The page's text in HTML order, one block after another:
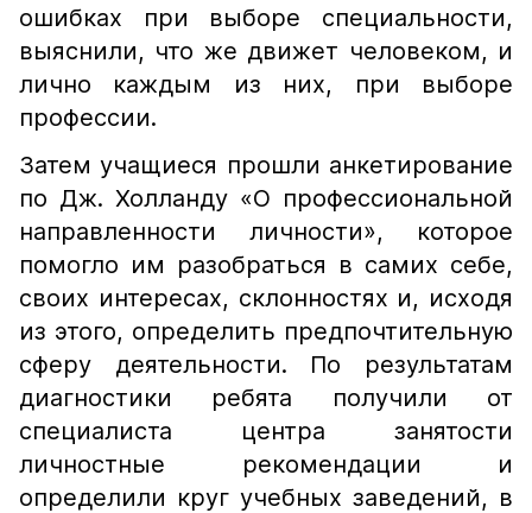
ошибках при выборе специальности,
выяснили, что же движет человеком, и
лично каждым из них, при выборе
профессии.
Затем учащиеся прошли анкетирование
по Дж. Холланду «О профессиональной
направленности личности», которое
помогло им разобраться в самих себе,
своих интересах, склонностях и, исходя
из этого, определить предпочтительную
сферу деятельности. По результатам
диагностики ребята получили от
специалиста центра занятости
личностные рекомендации и
определили круг учебных заведений, в